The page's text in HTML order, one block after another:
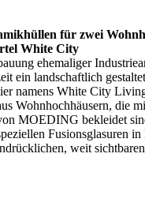
für zwei
White City
ehemaliger
ein landschaftlich
namens White City
Wohnhochhäusern, die
MOEDING bekleidet
Fusionsglasuren
weit